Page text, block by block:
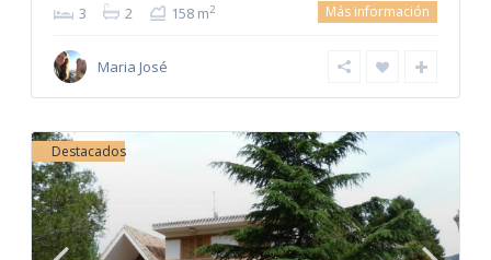
3 2 158 m2 Más información
Maria José
Destacados